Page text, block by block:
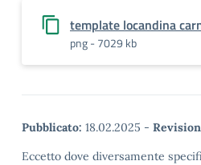
template locandina
png - 7029 kb
Pubblicato: 18.02.2025 -
Eccetto dove diversamente